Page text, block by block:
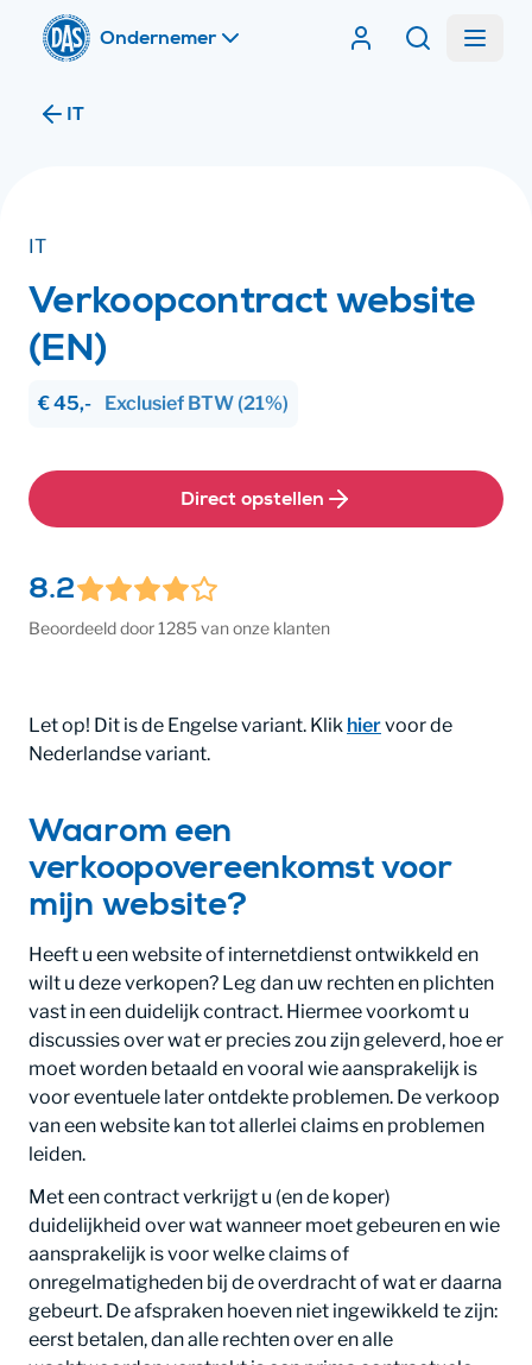
Home
Contracten van
ZoekenMenu
IT
IT
Verkoopcontract website
(EN)
€ 45,- Exclusief BTW (21%)
Direct opstellen
8.2
Beoordeeld door 1285 van onze klanten
Let op! Dit is de Engelse variant. Klik hiervoor de
Nederlandse variant.
Waarom een
verkoopovereenkomst voor
mijn website?
Heeft u een website of internetdienst ontwikkeld en
wilt u deze verkopen? Leg dan uw rechten en plichten
vast in een duidelijk contract. Hiermee voorkomt u
discussies over wat er precies zou zijn geleverd, hoe er
moet worden betaald en vooral wie aansprakelijk is
voor eventuele later ontdekte problemen. De verkoop
van een website kan tot allerlei claims en problemen
leiden.
Met een contract verkrijgt u (en de koper)
duidelijkheid over wat wanneer moet gebeuren en wie
aansprakelijk is voor welke claims of
onregelmatigheden bij de overdracht of wat er daarna
gebeurt. De afspraken hoeven niet ingewikkeld te zijn:
eerst betalen, dan alle rechten over en alle